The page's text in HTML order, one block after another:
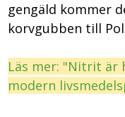
gengäld kommer
korvgubben till
Läs mer: "Nitrit är
modern